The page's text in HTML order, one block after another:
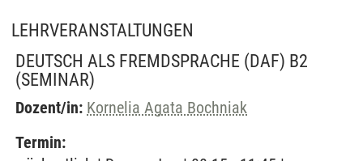
LEHRVERANSTALTUNGEN
DEUTSCH ALS FREMDSPRACHE (DAF) B2
(SEMINAR)
Dozent/in: Kornelia Agata Bochniak
Termin: